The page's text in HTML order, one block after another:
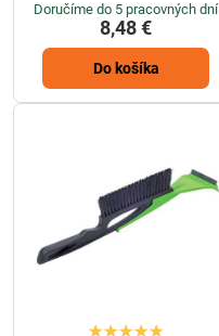
Doručíme do 5 pracovných dní
8,48 €
Do košíka